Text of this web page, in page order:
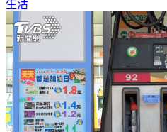
生活